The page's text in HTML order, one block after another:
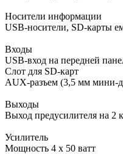
Носители информации
USB-носители, SD-карты
Входы
USB-вход на передней
Слот для SD-карт
AUX-разъем (3,5 мм мини-
Выходы
Выход предусилителя на 2
Усилитель
Мощность 4 x 50 ватт